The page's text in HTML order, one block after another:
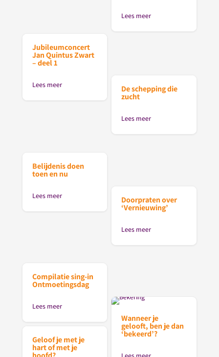
Lees meer
Jubileumconcert
Jan Quintus Zwart
– deel 1
Lees meer De schepping die
zucht
Lees meer
Belijdenis doen
toen en nu
Lees meer Doorpraten over
‘Vernieuwing’
Lees meer
Compilatie sing-in
Ontmoetingsdag
Lees meer
Wanneer je
gelooft, ben je dan
‘bekeerd’?
Geloof je met je
hart of met je